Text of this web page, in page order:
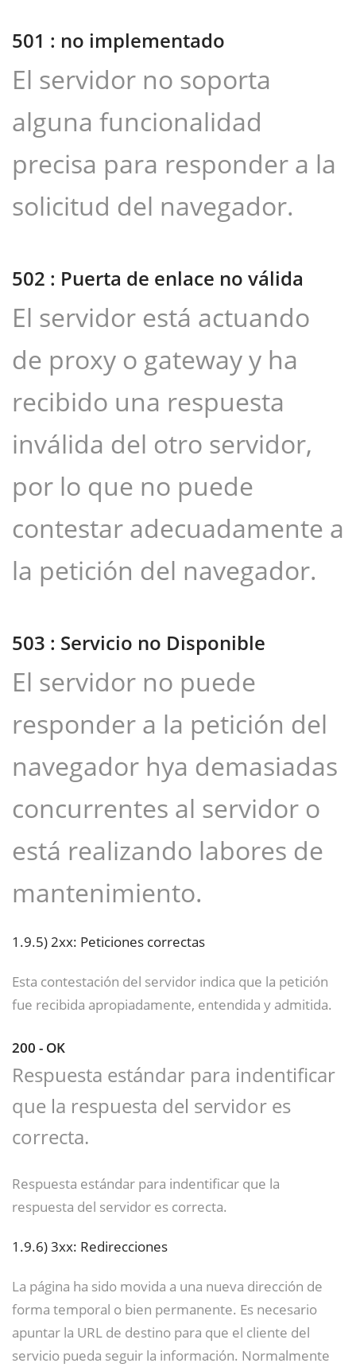
501 : no implementado
El servidor no soporta
alguna funcionalidad
precisa para responder a la
solicitud del navegador.
502 : Puerta de enlace no válida
El servidor está actuando
de proxy o gateway y ha
recibido una respuesta
inválida del otro servidor,
por lo que no puede
contestar adecuadamente a
la petición del navegador.
503 : Servicio no Disponible
El servidor no puede
responder a la petición del
navegador hya demasiadas
concurrentes al servidor o
está realizando labores de
mantenimiento.
1.9.5) 2xx: Peticiones correctas
Esta contestación del servidor indica que la petición
fue recibida apropiadamente, entendida y admitida.
200 - OK
Respuesta estándar para indentificar
que la respuesta del servidor es
correcta.
Respuesta estándar para indentificar que la
respuesta del servidor es correcta.
1.9.6)3xx: Redirecciones
La página ha sido movida a una nueva dirección de
forma temporal o bien permanente. Es necesario
apuntar la URL de destino para que el cliente del
servicio pueda seguir la información. Normalmente